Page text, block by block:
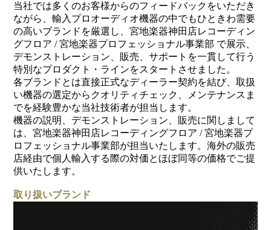
当社では多くのお客様からのフィードバックをいただき
ながら、輸入プロオーディオ機器の中でもひときわ需要
の高いブランドを厳選し、宮地楽器神田店レコーディン
グフロア / 宮地楽器プロフェッショナル事業部 で展示、
デモンストレーション、販売、サポートを一貫して行う
特別なプロダクト・ラインをスタートさせました。
各ブランドとは直接正式なディーラー契約を結び、取扱
い機器の選定からクオリティチェック、メンテナンスま
でを経験豊かな当社技術者が担当します。
機器の説明、デモンストレーション、販売に関しまして
は、宮地楽器神田店レコーディングフロア / 宮地楽器プ
ロフェッショナル事業部が担当いたします。海外の販売
店経由で個人輸入する際の対価とほぼ同等の価格でご提
供いたします。
取り扱いブランド